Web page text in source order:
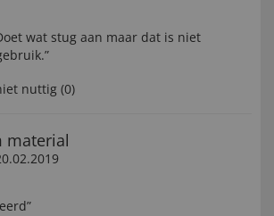
wat stug aan maar dat is niet
nuttig (0)
material